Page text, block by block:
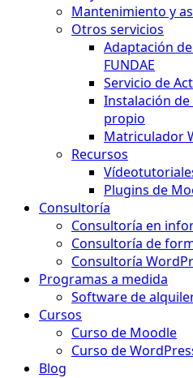
Mantenimiento y
Otros servicios
Adaptación
FUNDAE
Servicio de
Instalación
propio
Matriculador
Recursos
Plugins de
Consultoría
Consultoría en
Consultoría de
Consultoría
Programas a medida
Software de
Cursos
Curso de Moodle
Curso de
Blog